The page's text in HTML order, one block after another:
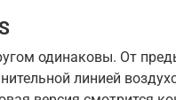
одинаковы. От
линией